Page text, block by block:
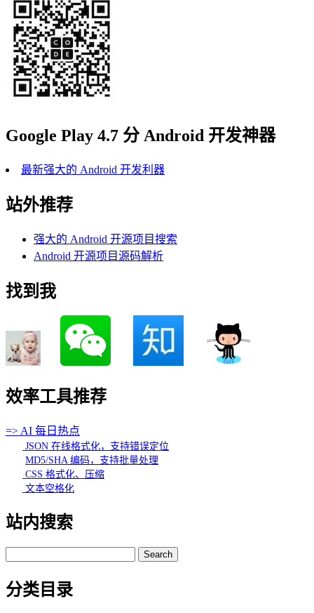
Google Play 4.7 分 Android 开发神器
最新强大的 Android 开发利器
站外推荐
强大的 Android 开源项目搜索
Android 开源项目源码解析
找到我
效率工具推荐
=> AI 每日热点
JSON 在线格式化，支持错误定位
MD5/SHA 编码，支持批量处理
CSS 格式化、压缩
文本空格化
站内搜索
for:
分类目录